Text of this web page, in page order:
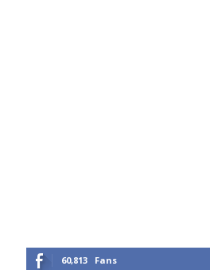
60,813 Fans